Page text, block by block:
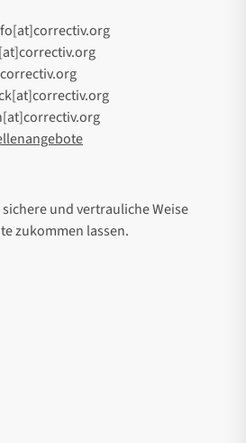
und vertrauliche Weise
zukommen lassen.